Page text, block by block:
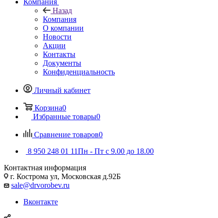
Компания
Назад
Компания
О компании
Новости
Акции
Контакты
Документы
Конфиденциальность
Личный кабинет
Корзина0
Избранные товары0
Сравнение товаров0
8 950 248 01 11Пн - Пт с 9.00 до 18.00
Контактная информация
г. Кострома ул, Московская д.92Б
sale@drvorobev.ru
Вконтакте